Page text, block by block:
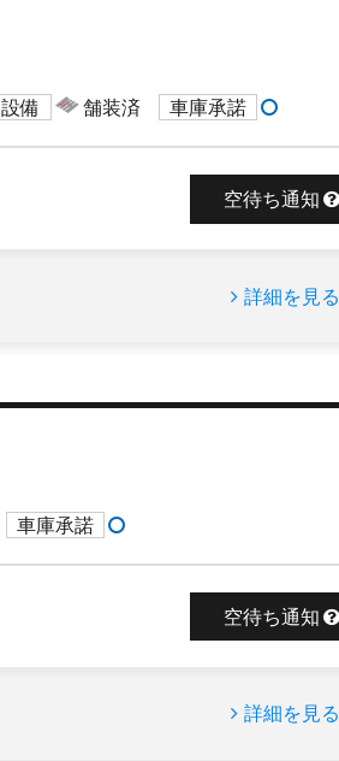
設備 舗装済 車庫承諾
空待ち通知
詳細を見る
車庫承諾
空待ち通知
詳細を見る